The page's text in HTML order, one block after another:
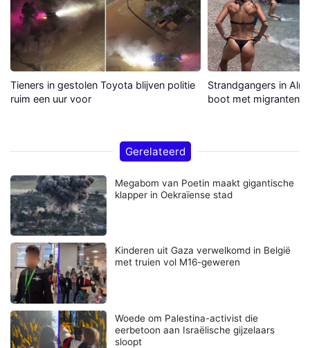
Tieners in gestolen Toyota blijven politie
ruim een uur voor
Strandgangers in
boot met migranten
Gerelateerd
Megabom van Poetin maakt gigantische
klapper in Oekraïense stad
Kinderen uit Gaza verwelkomd in België
met truien vol M16-geweren
Woede om Palestina-activist die
eerbetoon aan Israëlische gijzelaars
sloopt